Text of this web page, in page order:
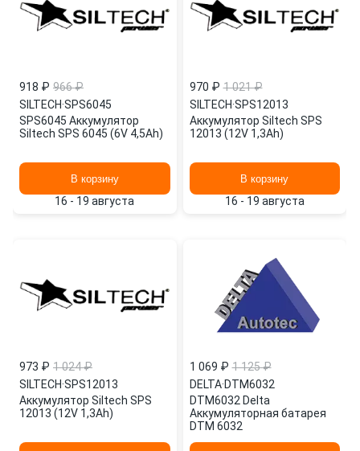
918 ₽ 966 ₽
SILTECH·SPS6045
SPS6045 Аккумулятор
Siltech SPS 6045 (6V 4,5Ah)
В корзину
16 - 19 августа
970 ₽ 1 021 ₽
SILTECH·SPS12013
Аккумулятор Siltech SPS
12013 (12V 1,3Ah)
В корзину
16 - 19 августа
973 ₽ 1 024 ₽
SILTECH·SPS12013
Аккумулятор Siltech SPS
12013 (12V 1,3Ah)
1 069 ₽ 1 125 ₽
DELTA·DTM6032
DTM6032 Delta
Аккумуляторная батарея
DTM 6032